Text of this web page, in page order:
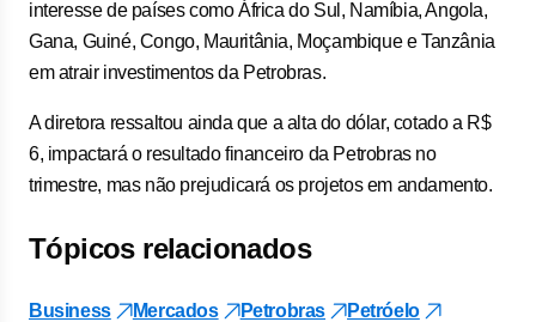
interesse de países como África do Sul, Namíbia, Angola,
Gana, Guiné, Congo, Mauritânia, Moçambique e Tanzânia
em atrair investimentos da Petrobras.
A diretora ressaltou ainda que a alta do dólar, cotado a R$
6, impactará o resultado financeiro da Petrobras no
trimestre, mas não prejudicará os projetos em andamento.
Tópicos relacionados
Business Mercados Petrobras
Petróelo